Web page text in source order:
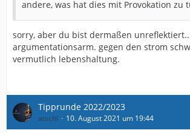
andere, was hat dies mit Provokation zu
sorry, aber du bist dermaßen
argumentationsarm. gegen den strom
vermutlich lebenshaltung.
Tipprunde 2022/2023
atschi 10. August 2021 um 19:44